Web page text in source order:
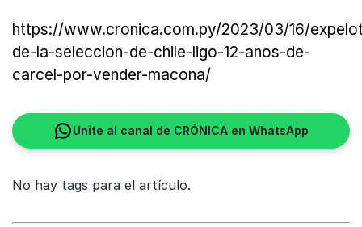
https://www.cronica.com.py/2023/03/16/
de-la-seleccion-de-chile-ligo-12-anos-de-
carcel-por-vender-macona/
Unite al canal de CRÓNICA en WhatsApp
No hay tags para el artículo.